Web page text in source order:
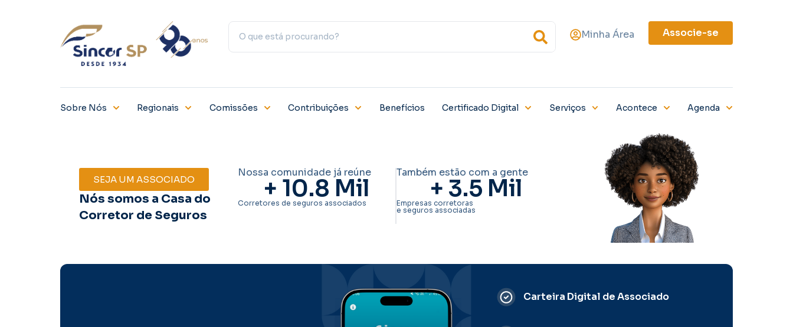
Minha Área Associe-se
Sobre Nós Regionais Comissões Contribuições Benefícios Certificado Digital Serviços Acontece Agenda
SEJA UM ASSOCIADO
Nós somos a Casa do
Corretor de Seguros
Nossa comunidade já reúne
+ 10.8 Mil
Corretores de seguros associados
Também estão com a gente
+ 3.5 Mil
Empresas corretoras
e seguros associadas
Carteira Digital de Associado